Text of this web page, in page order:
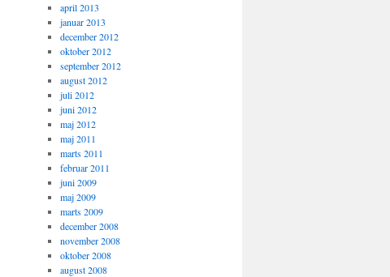
april 2013
januar 2013
december 2012
oktober 2012
september 2012
august 2012
juli 2012
juni 2012
maj 2012
maj 2011
marts 2011
februar 2011
juni 2009
maj 2009
marts 2009
december 2008
november 2008
oktober 2008
august 2008